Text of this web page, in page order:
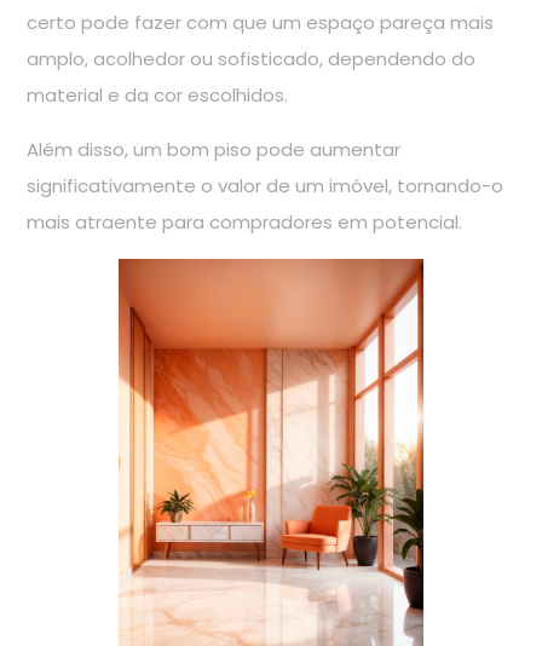
certo pode fazer com que um espaço pareça mais
amplo, acolhedor ou sofisticado, dependendo do
material e da cor escolhidos.
Além disso, um bom piso pode aumentar
significativamente o valor de um imóvel, tornando-o
mais atraente para compradores em potencial.